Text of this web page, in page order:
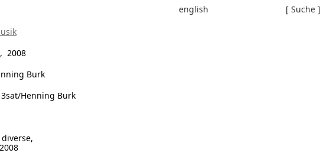
english
[ Suche ]
2008
Burk
3sat/Henning Burk
diverse,